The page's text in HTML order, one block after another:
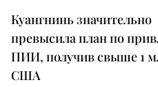
Куангнинь значительно
превысила план по
ПИИ, получив свыше 1
США